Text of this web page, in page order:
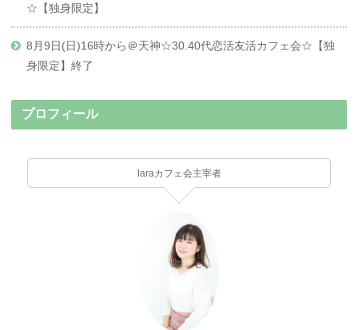
☆【独身限定】
8月9日(日)16時から＠天神☆30.40代恋活友活カフェ会☆【独
身限定】終了
プロフィール
laraカフェ会主宰者